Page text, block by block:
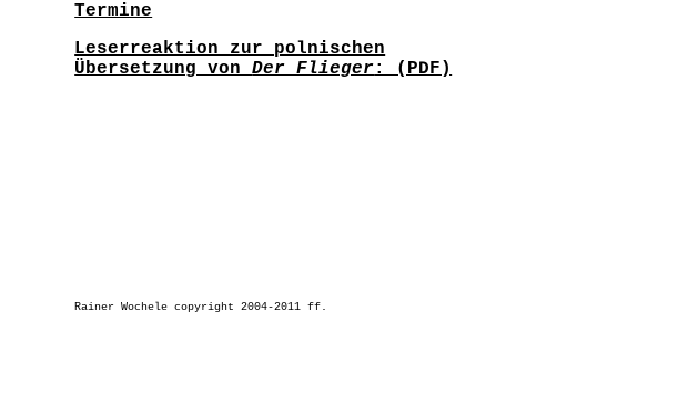
Termine
Leserreaktion zur polnischen
Übersetzung vonDer Flieger: (PDF)
Rainer Wochele copyright 2004-2011 ff.